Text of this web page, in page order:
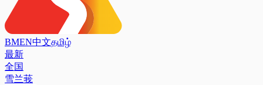
BMEN中文தமிழ்
最新
全国
雪兰莪